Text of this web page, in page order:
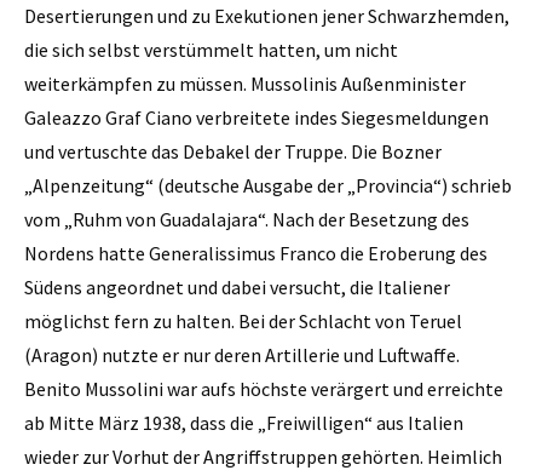
Desertierungen und zu Exekutionen jener Schwarzhemden,
die sich selbst verstümmelt hatten, um nicht
weiterkämpfen zu müssen. Mussolinis Außenminister
Galeazzo Graf Ciano verbreitete indes Siegesmeldungen
und vertuschte das Debakel der Truppe. Die Bozner
„Alpenzeitung“ (deutsche Ausgabe der „Provincia“) schrieb
vom „Ruhm von Guadalajara“. Nach der Besetzung des
Nordens hatte Generalissimus Franco die Eroberung des
Südens angeordnet und dabei versucht, die Italiener
möglichst fern zu halten. Bei der Schlacht von Teruel
(Aragon) nutzte er nur deren Artillerie und Luftwaffe.
Benito Mussolini war aufs höchste verärgert und erreichte
ab Mitte März 1938, dass die „Freiwilligen“ aus Italien
wieder zur Vorhut der Angriffstruppen gehörten. Heimlich